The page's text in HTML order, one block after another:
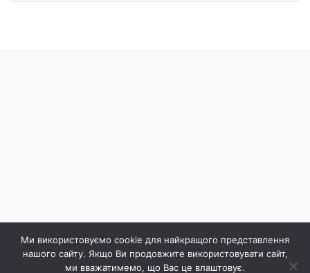
Ecointel. All rights reserved.
Ми використовуємо cookie для найкращого представлення
нашого сайту. Якщо Ви продовжите використовувати сайт,
ми вважатимемо, що Вас це влаштовує.